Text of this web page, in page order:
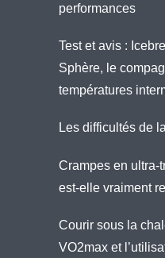
performances
Test et avis :
Sphère, le
températures
Les difficultés de
Crampes en ultra-
est-elle vraiment
Courir sous la
VO2max et